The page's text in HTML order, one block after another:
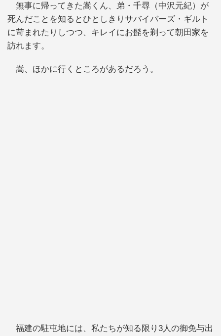
無事に帰ってきた嵩くん、弟・千尋（中沢元紀）が
死んだことを知るとひとしきりサバイバーズ・ギルト
に苛まれたりしつつ、キレイにお髭を剃って朝田家を
訪れます。
嵩、ほかに行くところがあるだろう。
福建の駐屯地には、私たちが知る限り3人の御免与出